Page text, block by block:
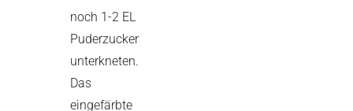
noch 1-2 EL
Puderzucker
unterkneten.
Das
eingefärbte